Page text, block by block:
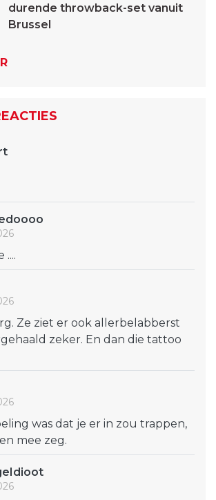
durende throwback-set vanuit
Brussel
....
Ze ziet er ook allerbelabberst
zeker. En dan die tattoo
was dat je er in zou trappen,
mee zeg.